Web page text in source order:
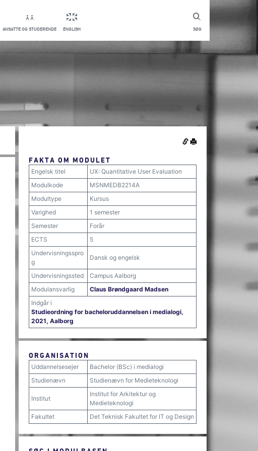
SØG
ANSATTE OG STUDERENDE ENGLISH
FAKTA OM MODULET
Engelsk titel
UX: Quantitative User Evaluation
Modulkode
MSNMEDB2214A
Modultype
Kursus
Varighed
1 semester
Semester
Forår
ECTS
5
Undervisningsspro
g
Dansk og engelsk
Undervisningssted
Campus Aalborg
Modulansvarlig
Claus Brøndgaard Madsen
Indgår i
Studieordning for bacheloruddannelsen i medialogi,
2021, Aalborg
ORGANISATION
Uddannelsesejer
Bachelor (BSc) i medialogi
Studienævn
Studienævn for Medieteknologi
Institut
Institut for Arkitektur og
Medieteknologi
Fakultet
Det Teknisk Fakultet for IT og Design